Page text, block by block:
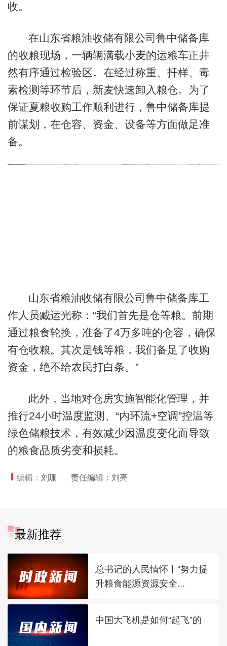
收。
在山东省粮油收储有限公司鲁中储备库
的收粮现场，一辆辆满载小麦的运粮车正井
然有序通过检验区。在经过称重、扦样、毒
素检测等环节后，新麦快速卸入粮仓。为了
保证夏粮收购工作顺利进行，鲁中储备库提
前谋划，在仓容、资金、设备等方面做足准
备。
山东省粮油收储有限公司鲁中储备库工
作人员臧运光称：“我们首先是仓等粮。前期
通过粮食轮换，准备了4万多吨的仓容，确保
有仓收粮。其次是钱等粮，我们备足了收购
资金，绝不给农民打白条。”
此外，当地对仓房实施智能化管理，并
推行24小时温度监测、“内环流+空调”控温等
绿色储粮技术，有效减少因温度变化而导致
的粮食品质劣变和损耗。
编辑：刘珊 责任编辑：刘亮
最新推荐
总书记的人民情怀丨“努力提
升粮食能源资源安全...
中国大飞机是如何“起飞”的